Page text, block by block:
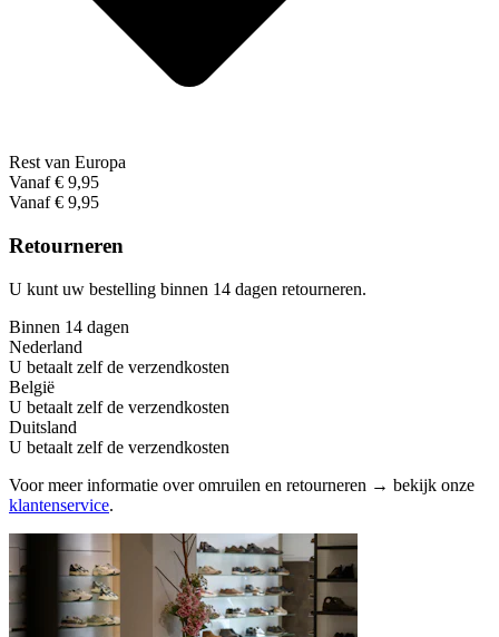
Rest van Europa
Vanaf € 9,95
Vanaf € 9,95
Retourneren
U kunt uw bestelling binnen 14 dagen retourneren.
Binnen 14 dagen
Nederland
U betaalt zelf de verzendkosten
België
U betaalt zelf de verzendkosten
Duitsland
U betaalt zelf de verzendkosten
Voor meer informatie over omruilen en retourneren → bekijk onze
klantenservice.